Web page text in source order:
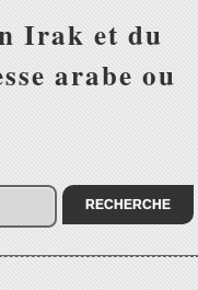
Irak et du
arabe ou